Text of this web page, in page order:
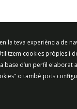
la teva experiència de
cookies pròpies
d’un perfil elaborat
o també pots